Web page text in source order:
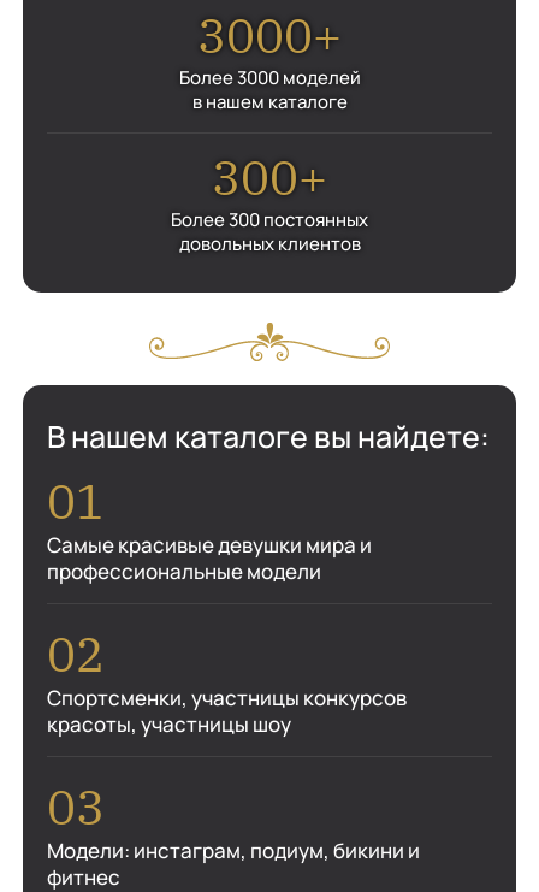
3000+
Более 3000 моделей
в нашем каталоге
300+
Более 300 постоянных
довольных клиентов
В нашем каталоге вы найдете:
Самые красивые девушки мира и
профессиональные модели
Спортсменки, участницы конкурсов
красоты, участницы шоу
Модели: инстаграм, подиум, бикини и
фитнес